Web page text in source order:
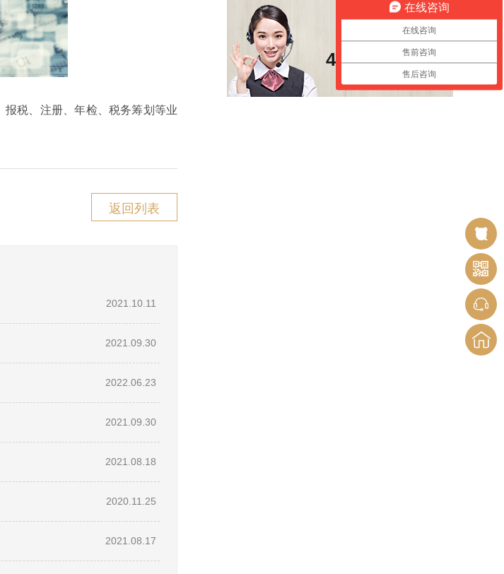
税、注册、年检、税务筹划等业
返回列表
2021.10.11
2021.09.30
2022.06.23
2021.09.30
2021.08.18
2020.11.25
2021.08.17
咨询热线
400-6826-139
在线咨询
在线咨询
售前咨询
售后咨询